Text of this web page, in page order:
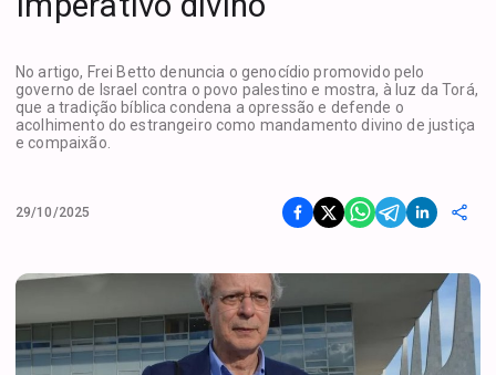
No artigo, Frei Betto denuncia o genocídio promovido pelo
governo de Israel contra o povo palestino e mostra, à luz da Torá,
que a tradição bíblica condena a opressão e defende o
acolhimento do estrangeiro como mandamento divino de justiça
e compaixão.
29/10/2025